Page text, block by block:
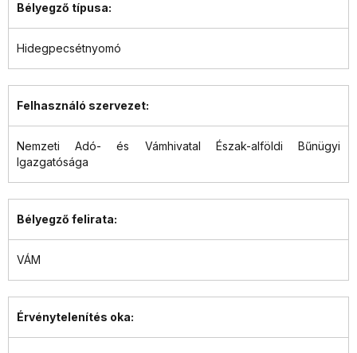
Bélyegző típusa:
Hidegpecsétnyomó
Felhasználó szervezet:
Nemzeti Adó- és Vámhivatal Észak-alföldi Bűnügyi
Igazgatósága
Bélyegző felirata:
VÁM
Érvénytelenítés oka: